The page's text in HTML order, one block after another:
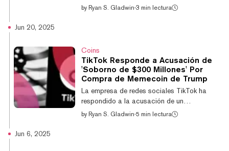
de mercado de $1.800 millones el martes
ejército israelí, Eyal Zamir, afirmó que Irán
rompió inmediatamente el alto el fuego,
según The New York Times. Sin embargo,
Israel insistió en que "respondería con
fuerza", lo cual hizo, mientras Trump instaba
by Ryan S. Gladwin·3 min lectura
Jun 20, 2025
Coins
TikTok Responde a Acusación de
'Soborno de $300 Millones' Por
Compra de Memecoin de Trump
La empresa de redes sociales TikTok ha
respondido a la acusación de un
congresista de que había comprado
by Ryan S. Gladwin·5 min lectura
Jun 6, 2025